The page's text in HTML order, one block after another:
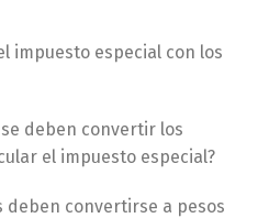
impuesto especial con los
deben convertir los
el impuesto especial?
deben convertirse a pesos